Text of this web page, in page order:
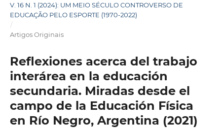
V. 16 N. 1 (2024): UM MEIO SÉCULO CONTROVERSO DE
EDUCAÇÃO PELO ESPORTE (1970-2022)
/
Artigos Originais
Reflexiones acerca del trabajo
interárea en la educación
secundaria. Miradas desde el
campo de la Educación Física
en Río Negro, Argentina (2021)